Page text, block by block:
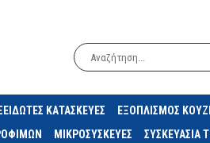
ΚΑΤΑΣΚΕΥΕΣ ΕΞΟΠΛΙΣΜΟΣ
ΜΙΚΡΟΣΥΣΚΕΥΕΣ ΣΥΣΚΕΥΑΣΙΑ